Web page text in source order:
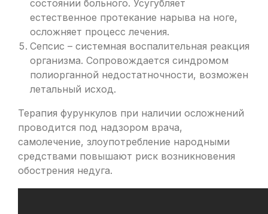
состоянии больного. Усугубляет
естественное протекание нарыва на ноге,
осложняет процесс лечения.
Сепсис – системная воспалительная реакция
организма. Сопровождается синдромом
полиорганной недостатночности, возможен
летальный исход.
Терапия фурункулов при наличии осложнений
проводится под надзором врача,
самолечение, злоупотребление народными
средствами повышают риск возникновения
обострения недуга.